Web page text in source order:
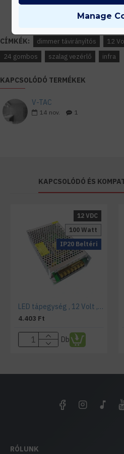
CÍMKÉK: dimmer távirányítós 12
24 gombos
szalag vezérlő infra
KAPCSOLÓDÓ TERMÉKEK
V-TAC
14 nov. 1
KAPCSOLÓDÓ ÉS
IP20 Beltéri
12 VDC
100 Watt
LED tápegység , 12 Volt , 100 Watt , 8,3A , ipari
4.403 Ft
Db
RÓLUNK
Manage